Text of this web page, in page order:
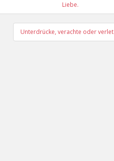
Liebe.
Unterdrücke, verachte oder